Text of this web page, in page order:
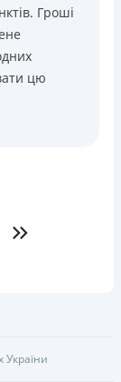
Гроші
цю
України